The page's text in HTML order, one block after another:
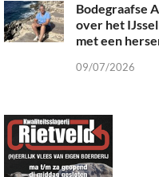
Bodegraafse
over het
met een
09/07/2026